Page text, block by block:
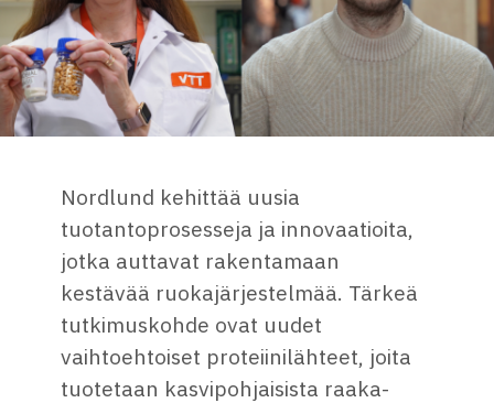
Nordlund kehittää uusia
tuotantoprosesseja ja innovaatioita,
jotka auttavat rakentamaan
kestävää ruokajärjestelmää. Tärkeä
tutkimuskohde ovat uudet
vaihtoehtoiset proteiinilähteet, joita
tuotetaan kasvipohjaisista raaka-